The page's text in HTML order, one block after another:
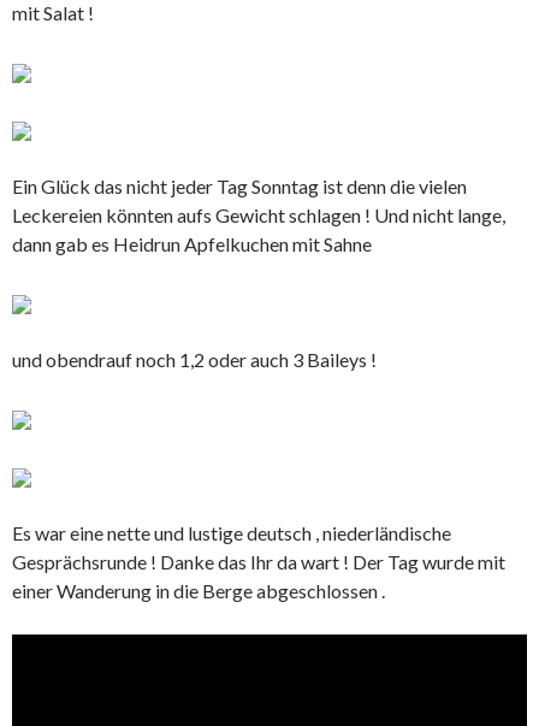
mit Salat !
Ein Glück das nicht jeder Tag Sonntag ist denn die vielen
Leckereien könnten aufs Gewicht schlagen ! Und nicht lange,
dann gab es Heidrun Apfelkuchen mit Sahne
und obendrauf noch 1,2 oder auch 3 Baileys !
Es war eine nette und lustige deutsch , niederländische
Gesprächsrunde ! Danke das Ihr da wart ! Der Tag wurde mit
einer Wanderung in die Berge abgeschlossen .